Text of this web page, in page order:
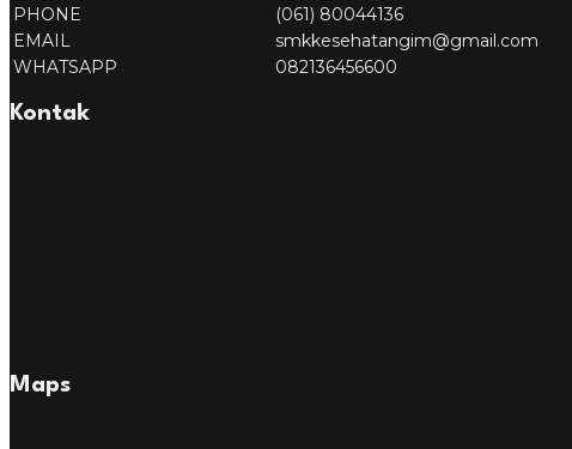
PHONE
(061) 80044136
EMAIL
smkkesehatangim@gmail.com
WHATSAPP
082136456600
Kontak
Maps